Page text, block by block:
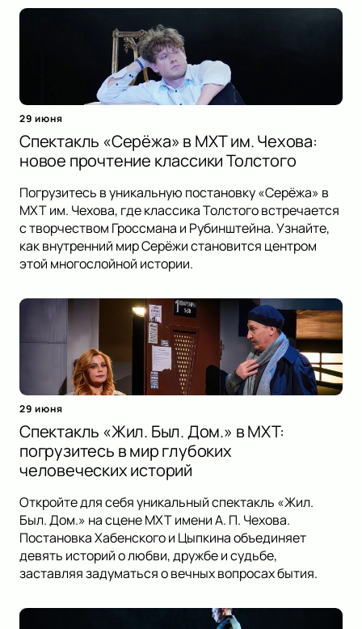
29 июня
Спектакль «Серёжа» в МХТ им. Чехова:
новое прочтение классики Толстого
Погрузитесь в уникальную постановку «Серёжа» в
МХТ им. Чехова, где классика Толстого встречается
с творчеством Гроссмана и Рубинштейна. Узнайте,
как внутренний мир Серёжи становится центром
этой многослойной истории.
29 июня
Спектакль «Жил. Был. Дом.» в МХТ:
погрузитесь в мир глубоких
человеческих историй
Откройте для себя уникальный спектакль «Жил.
Был. Дом.» на сцене МХТ имени А. П. Чехова.
Постановка Хабенского и Цыпкина объединяет
девять историй о любви, дружбе и судьбе,
заставляя задуматься о вечных вопросах бытия.